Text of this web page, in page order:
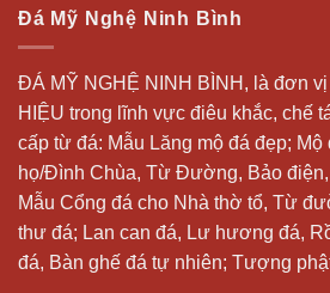
Đá Mỹ Nghệ Ninh Bình
ĐÁ MỸ NGHỆ NINH BÌNH, là đơn
HIỆU trong lĩnh vực điêu khắc, chế
cấp từ đá: Mẫu Lăng mộ đá đẹp; Mộ
họ/Đình Chùa, Từ Đường, Bảo
Mẫu Cổng đá cho Nhà thờ tổ, Từ
thư đá; Lan can đá, Lư hương đá,
đá, Bàn ghế đá tự nhiên; Tượng